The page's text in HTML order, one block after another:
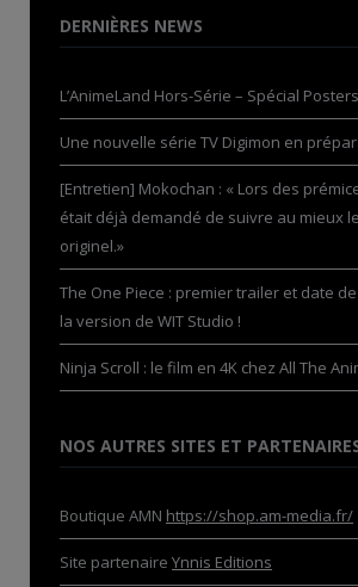
DERNIÈRES NEWS
L’AnimeLand Hors-Série – Spécial
Une nouvelle série TV Digimon en
[Entretien] Mokochan : « Lors des
était déjà demandé de suivre au mieux
originel.»
The One Piece : premier trailer et date
la version de WIT Studio !
Ninja Scroll : le film en 4K chez All The
NOS AUTRES SITES ET
Boutique AMN https://shop.am-media.fr/
Site partenaire Ynnis Editions